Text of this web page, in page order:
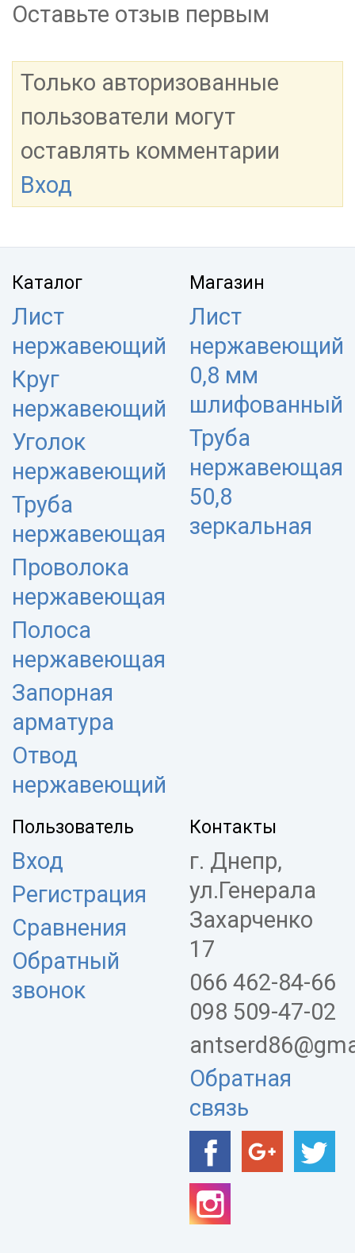
Оставьте отзыв первым
Только авторизованные
пользователи могут
оставлять комментарии
Вход
Каталог
Лист
нержавеющий
Круг
нержавеющий
Уголок
нержавеющий
Труба
нержавеющая
Проволока
нержавеющая
Полоса
нержавеющая
Запорная
арматура
Отвод
нержавеющий
Магазин
Лист
нержавеющий
0,8 мм
шлифованный
Труба
нержавеющая
50,8
зеркальная
Пользователь
Вход
Регистрация
Сравнения
Обратный
звонок
Контакты
г. Днепр,
ул.Генерала
Захарченко
17
066 462-84-66
098 509-47-02
Обратная
связь